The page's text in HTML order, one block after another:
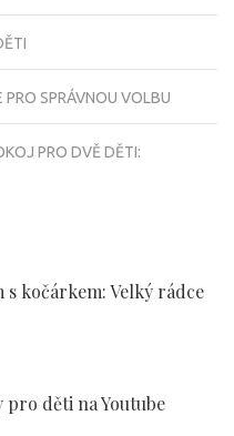
SPRÁVNOU VOLBU
PRO DVĚ DĚTI:
s kočárkem: Velký rádce
děti na Youtube